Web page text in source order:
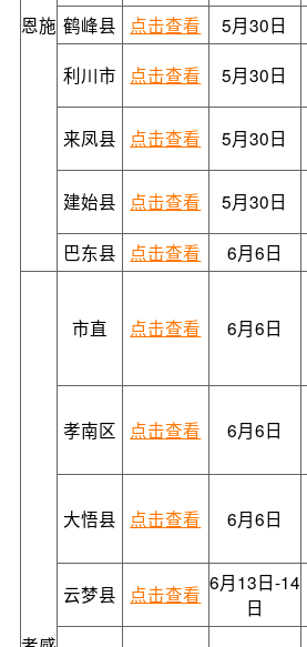
恩施 鹤峰县
点击查看 5月30日
利川市 点击查看 5月30日
来凤县 点击查看 5月30日
建始县 点击查看 5月30日
巴东县
点击查看 6月6日
市直 点击查看 6月6日
孝南区 点击查看 6月6日
大悟县 点击查看 6月6日
云梦县 点击查看 6月13日-14
日